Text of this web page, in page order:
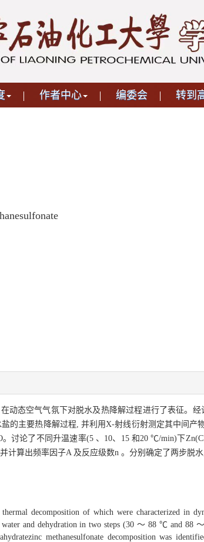
作者中心 编委会 转到
态空气气氛下对脱水及热降解过程进行了表征。经
的主要热降解过程, 并利用X-射线衍射测定其中间产
讨论了不同升温速率(5 、10、15 和20 ℃/min)下
算出频率因子A 及反应级数n 。分别确定了两步脱水
decomposition of which were characterized in
and dehydration in two steps (30 ～ 88 ℃ and 88
methanesulfonate decomposition was